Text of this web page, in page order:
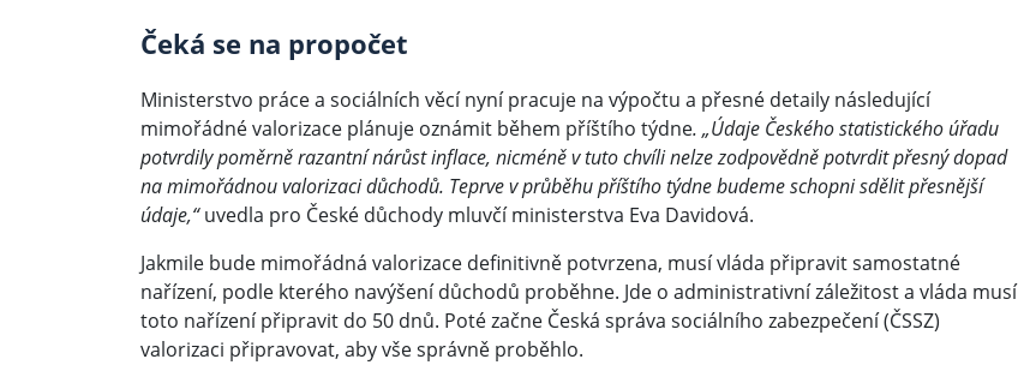
Čeká se na propočet
Ministerstvo práce a sociálních věcí nyní pracuje na výpočtu a přesné detaily následující
mimořádné valorizace plánuje oznámit během příštího týdne. „Údaje Českého statistického úřadu
potvrdily poměrně razantní nárůst inflace, nicméně v tuto chvíli nelze zodpovědně potvrdit přesný dopad
na mimořádnou valorizaci důchodů. Teprve v průběhu příštího týdne budeme schopni sdělit přesnější
údaje,“uvedla pro České důchody mluvčí ministerstva Eva Davidová.
Jakmile bude mimořádná valorizace definitivně potvrzena, musí vláda připravit samostatné
nařízení, podle kterého navýšení důchodů proběhne. Jde o administrativní záležitost a vláda musí
toto nařízení připravit do 50 dnů. Poté začne Česká správa sociálního zabezpečení (ČSSZ)
valorizaci připravovat, aby vše správně proběhlo.